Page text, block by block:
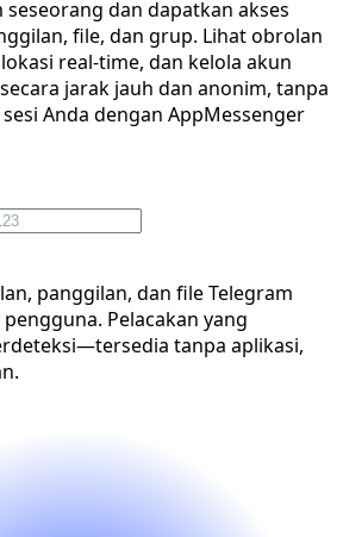
seseorang dan dapatkan akses
file, dan grup. Lihat obrolan
real-time, dan kelola akun
jarak jauh dan anonim, tanpa
Anda dengan AppMessenger
panggilan, dan file Telegram
Pelacakan yang
tanpa aplikasi,